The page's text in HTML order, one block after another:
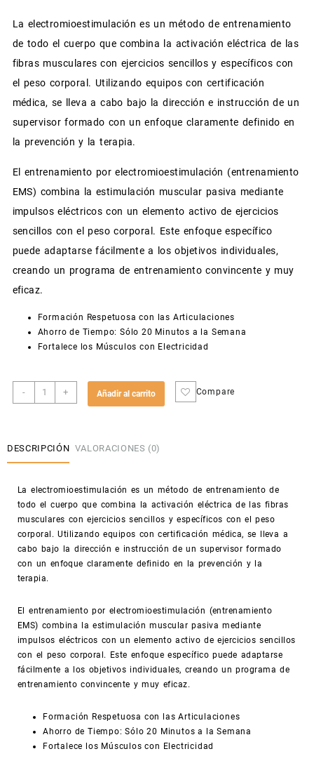
La electromioestimulación es un método de entrenamiento
de todo el cuerpo que combina la activación eléctrica de las
fibras musculares con ejercicios sencillos y específicos con
el peso corporal. Utilizando equipos con certificación
médica, se lleva a cabo bajo la dirección e instrucción de un
supervisor formado con un enfoque claramente definido en
la prevención y la terapia.
El entrenamiento por electromioestimulación (entrenamiento
EMS) combina la estimulación muscular pasiva mediante
impulsos eléctricos con un elemento activo de ejercicios
sencillos con el peso corporal. Este enfoque específico
puede adaptarse fácilmente a los objetivos individuales,
creando un programa de entrenamiento convincente y muy
eficaz.
Formación Respetuosa con las Articulaciones
Ahorro de Tiempo: Sólo 20 Minutos a la Semana
Fortalece los Músculos con Electricidad
-
Miha
ll
+ Añadir al carrito Compare
DESCRIPCIÓN VALORACIONES (0)
La electromioestimulación es un método de entrenamiento de
todo el cuerpo que combina la activación eléctrica de las fibras
musculares con ejercicios sencillos y específicos con el peso
corporal. Utilizando equipos con certificación médica, se lleva a
cabo bajo la dirección e instrucción de un supervisor formado
con un enfoque claramente definido en la prevención y la
terapia.
El entrenamiento por electromioestimulación (entrenamiento
EMS) combina la estimulación muscular pasiva mediante
impulsos eléctricos con un elemento activo de ejercicios sencillos
con el peso corporal. Este enfoque específico puede adaptarse
fácilmente a los objetivos individuales, creando un programa de
entrenamiento convincente y muy eficaz.
Formación Respetuosa con las Articulaciones
Ahorro de Tiempo: Sólo 20 Minutos a la Semana
Fortalece los Músculos con Electricidad